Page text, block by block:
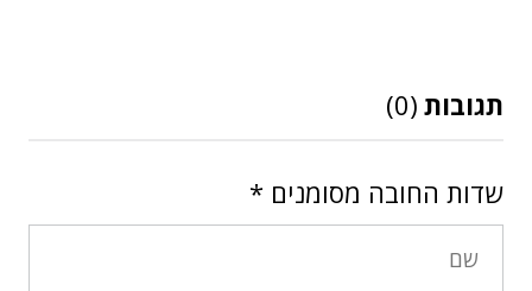
תגובות (0)
שדות החובה מסומנים *